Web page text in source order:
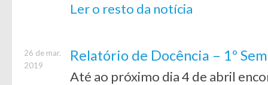
Ler o resto da notícia
26 de mar.
2019
Relatório de Docência – 1º
Até ao próximo dia 4 de abril